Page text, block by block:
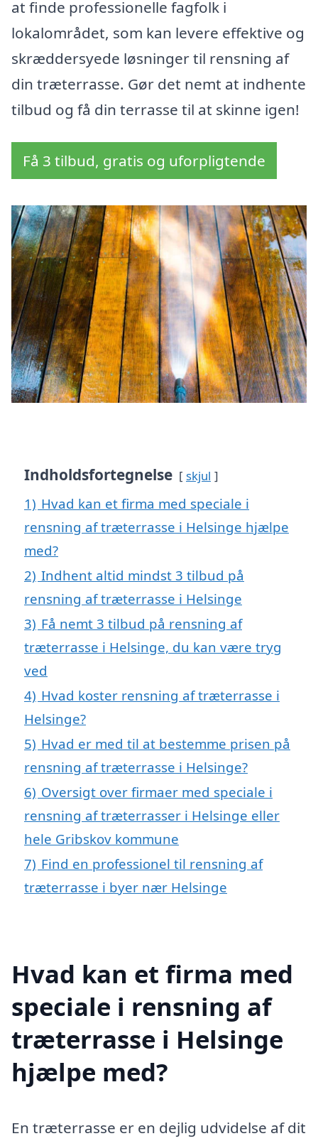
at finde professionelle fagfolk i
lokalområdet, som kan levere effektive og
skræddersyede løsninger til rensning af
din træterrasse. Gør det nemt at indhente
tilbud og få din terrasse til at skinne igen!
Få 3 tilbud, gratis og uforpligtende
Indholdsfortegnelse skjul
1) Hvad kan et firma med speciale i
rensning af træterrasse i Helsinge hjælpe
med?
2) Indhent altid mindst 3 tilbud på
rensning af træterrasse i Helsinge
3) Få nemt 3 tilbud på rensning af
træterrasse i Helsinge, du kan være tryg
ved
4) Hvad koster rensning af træterrasse i
Helsinge?
5) Hvad er med til at bestemme prisen på
rensning af træterrasse i Helsinge?
6) Oversigt over firmaer med speciale i
rensning af træterrasser i Helsinge eller
hele Gribskov kommune
7) Find en professionel til rensning af
træterrasse i byer nær Helsinge
Hvad kan et firma med
speciale i rensning af
træterrasse i Helsinge
hjælpe med?
En træterrasse er en dejlig udvidelse af dit